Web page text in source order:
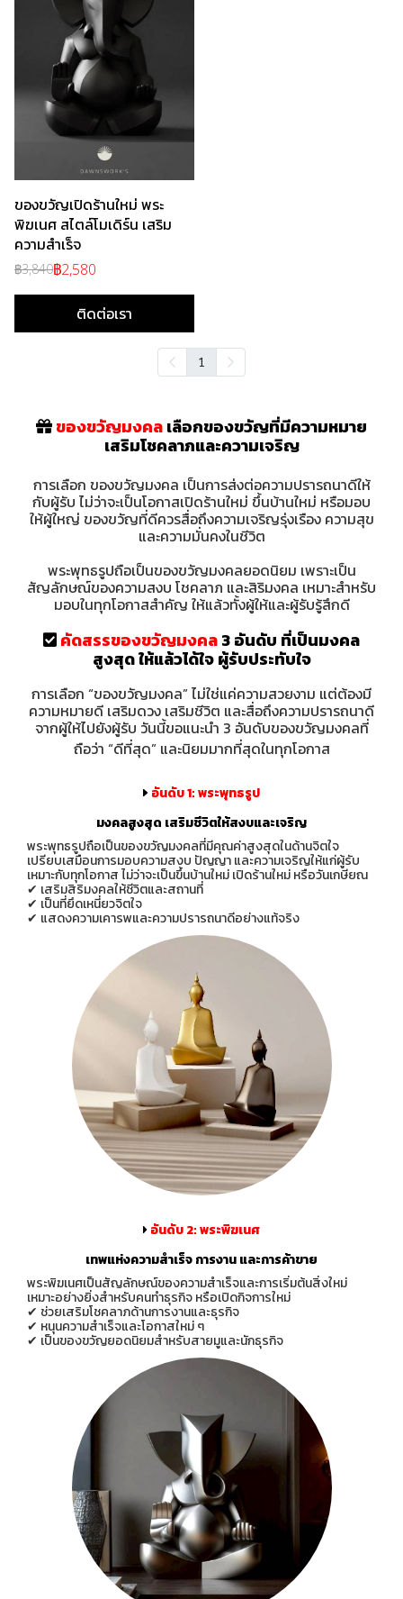
ของขวัญเปิดร้านใหม่ พระ
พิฆเนศ สไตล์โมเดิร์น เสริม
ความสำเร็จ
฿3,840฿2,580
ติดต่อเรา
1
ของขวัญมงคลเลือกของขวัญที่มีความหมาย
เสริมโชคลาภและความเจริญ
การเลือก ของขวัญมงคล เป็นการส่งต่อความปรารถนาดีให้
กับผู้รับ ไม่ว่าจะเป็นโอกาสเปิดร้านใหม่ ขึ้นบ้านใหม่ หรือมอบ
ให้ผู้ใหญ่ ของขวัญที่ดีควรสื่อถึงความเจริญรุ่งเรือง ความสุข
และความมั่นคงในชีวิต
พระพุทธรูปถือเป็นของขวัญมงคลยอดนิยม เพราะเป็น
สัญลักษณ์ของความสงบ โชคลาภ และสิริมงคล เหมาะสำหรับ
มอบในทุกโอกาสสำคัญ ให้แล้วทั้งผู้ให้และผู้รับรู้สึกดี
คัดสรรของขวัญมงคล3 อันดับ ที่เป็นมงคล
สูงสุด ให้แล้วได้ใจ ผู้รับประทับใจ
การเลือก “ของขวัญมงคล” ไม่ใช่แค่ความสวยงาม แต่ต้องมี
ความหมายดี เสริมดวง เสริมชีวิต และสื่อถึงความปรารถนาดี
จากผู้ให้ไปยังผู้รับ วันนี้ขอแนะนำ 3 อันดับของขวัญมงคลที่
ถือว่า “ดีที่สุด” และนิยมมากที่สุดในทุกโอกาส
อันดับ 1: พระพุทธรูป
มงคลสูงสุด เสริมชีวิตให้สงบและเจริญ
พระพุทธรูปถือเป็นของขวัญมงคลที่มีคุณค่าสูงสุดในด้านจิตใจ
เปรียบเสมือนการมอบความสงบ ปัญญา และความเจริญให้แก่ผู้รับ
เหมาะกับทุกโอกาส ไม่ว่าจะเป็นขึ้นบ้านใหม่ เปิดร้านใหม่ หรือวันเกษียณ
✔ เสริมสิริมงคลให้ชีวิตและสถานที่
✔ เป็นที่ยึดเหนี่ยวจิตใจ
✔ แสดงความเคารพและความปรารถนาดีอย่างแท้จริง
อันดับ 2: พระพิฆเนศ
เทพแห่งความสำเร็จ การงาน และการค้าขาย
พระพิฆเนศเป็นสัญลักษณ์ของความสำเร็จและการเริ่มต้นสิ่งใหม่
เหมาะอย่างยิ่งสำหรับคนทำธุรกิจ หรือเปิดกิจการใหม่
✔ ช่วยเสริมโชคลาภด้านการงานและธุรกิจ
✔ หนุนความสำเร็จและโอกาสใหม่ ๆ
✔ เป็นของขวัญยอดนิยมสำหรับสายมูและนักธุรกิจ